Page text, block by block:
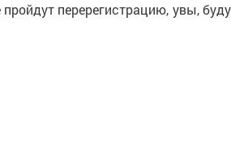
перерегистрацию, увы,